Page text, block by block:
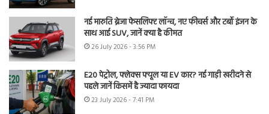
नई मारुति ब्रेजा फेसलिफ्ट लॉन्च, नए फीचर्स और टर्बो इंजन के
साथ आई SUV, जानें क्या है कीमत
26 July 2026 - 3:56 PM
E20 पेट्रोल, फ्लेक्स फ्यूल या EV कार? नई गाड़ी खरीदने से
पहले जानें किसमें है ज्यादा फायदा
23 July 2026 - 7:41 PM